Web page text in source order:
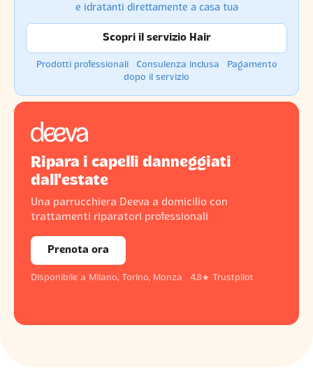
e idratanti direttamente a casa tua
Scopri il servizio Hair
Prodotti professionali · Consulenza inclusa · Pagamento
dopo il servizio
Ripara i capelli danneggiati
dall'estate
Una parrucchiera Deeva a domicilio con
trattamenti riparatori professionali
Prenota ora
Disponibile a Milano, Torino, Monza · 4.8★ Trustpilot